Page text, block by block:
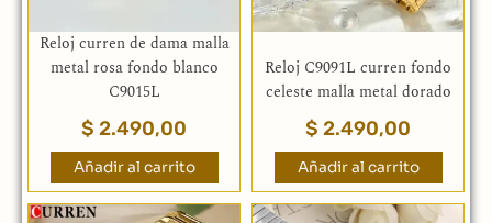
Reloj curren de dama malla
metal rosa fondo blanco
C9015L
$ 2.490,00
Añadir al carrito
Reloj C9091L curren fondo
celeste malla metal dorado
$ 2.490,00
Añadir al carrito